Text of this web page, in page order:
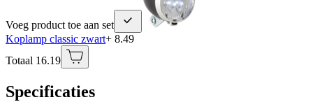
Voeg product toe aan set
Koplamp classic zwart+ 8.49
Totaal 16.19
Specificaties